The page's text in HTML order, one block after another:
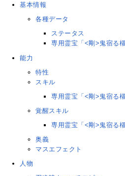
基本情報
各種データ
ステータス
専用霊宝「<剛>鬼宿る
能力
特性
スキル
専用霊宝「<剛>鬼宿る
覚醒スキル
専用霊宝「<剛>鬼宿る
奥義
マスエフェクト
人物